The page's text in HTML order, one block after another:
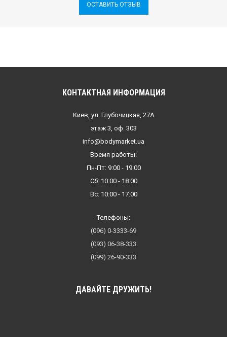
ОСТАВИТЬ ОТЗЫВ
КОНТАКТНАЯ ИНФОРМАЦИЯ
Киев, ул. Глубочицкая, 27А
этаж 3, оф. 303
info@bodymarket.ua
Время работы:
Пн-Пт: 9:00 - 19:00
Сб: 10:00 - 18:00
Вс: 10:00 - 17:00
Телефоны:
(096) 0-3333-69
(093) 06-38-333
(099) 26-90-333
ДАВАЙТЕ ДРУЖИТЬ!